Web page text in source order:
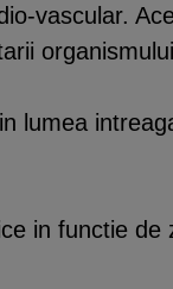
vascular.
lumea
in functie